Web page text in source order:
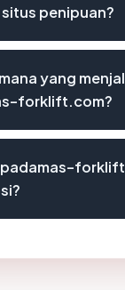
penipuan?
yang
forklift.com?
padamas-